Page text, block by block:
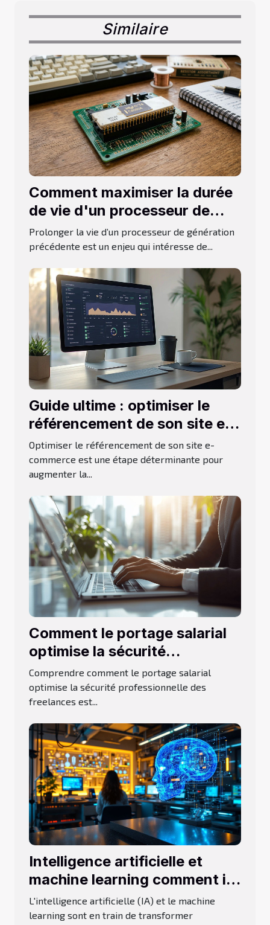
Similaire
Comment maximiser la durée
de vie d'un processeur de
génération précédente ?
Prolonger la vie d’un processeur de génération
précédente est un enjeu qui intéresse de...
Guide ultime : optimiser le
référencement de son site e-
commerce
Optimiser le référencement de son site e-
commerce est une étape déterminante pour
augmenter la...
Comment le portage salarial
optimise la sécurité
professionnelle des
freelances ?
Comprendre comment le portage salarial
optimise la sécurité professionnelle des
freelances est...
Intelligence artificielle et
machine learning comment ils
révolutionnent le secteur IT
L'intelligence artificielle (IA) et le machine
learning sont en train de transformer